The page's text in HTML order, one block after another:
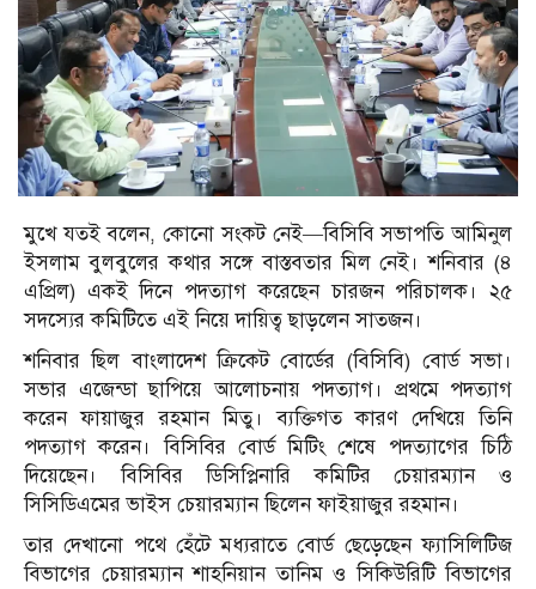
মুখে যতই বলেন, কোনো সংকট নেই—বিসিবি সভাপতি আমিনুল
ইসলাম বুলবুলের কথার সঙ্গে বাস্তবতার মিল নেই। শনিবার (৪
এপ্রিল) একই দিনে পদত্যাগ করেছেন চারজন পরিচালক। ২৫
সদস্যের কমিটিতে এই নিয়ে দায়িত্ব ছাড়লেন সাতজন।
শনিবার ছিল বাংলাদেশ ক্রিকেট বোর্ডের (বিসিবি) বোর্ড সভা।
সভার এজেন্ডা ছাপিয়ে আলোচনায় পদত্যাগ। প্রথমে পদত্যাগ
করেন ফায়াজুর রহমান মিতু। ব্যক্তিগত কারণ দেখিয়ে তিনি
পদত্যাগ করেন। বিসিবির বোর্ড মিটিং শেষে পদত্যাগের চিঠি
দিয়েছেন। বিসিবির ডিসিপ্লিনারি কমিটির চেয়ারম্যান ও
সিসিডিএমের ভাইস চেয়ারম্যান ছিলেন ফাইয়াজুর রহমান।
তার দেখানো পথে হেঁটে মধ্যরাতে বোর্ড ছেড়েছেন ফ্যাসিলিটিজ
বিভাগের চেয়ারম্যান শাহনিয়ান তানিম ও সিকিউরিটি বিভাগের